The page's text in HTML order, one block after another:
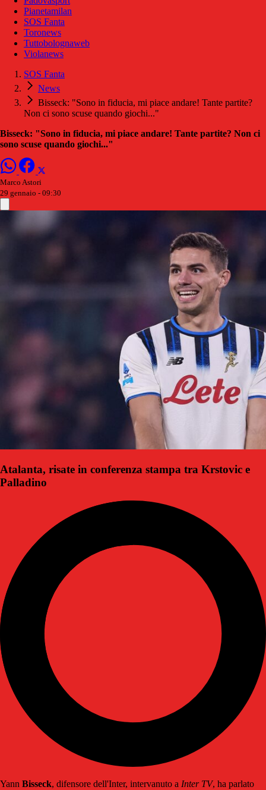
Pianetamilan
SOS Fanta
Toronews
Tuttobolognaweb
Violanews
SOS Fanta
News
Bisseck: "Sono in fiducia, mi piace andare! Tante partite?
Non ci sono scuse quando giochi..."
Bisseck: "Sono in fiducia, mi piace andare! Tante partite? Non ci
sono scuse quando giochi..."
Marco Astori
29 gennaio - 09:30
Atalanta, risate in conferenza stampa tra Krstovic e
Palladino
Yann Bisseck, difensore dell'Inter, intervanuto a Inter TV, ha parlato